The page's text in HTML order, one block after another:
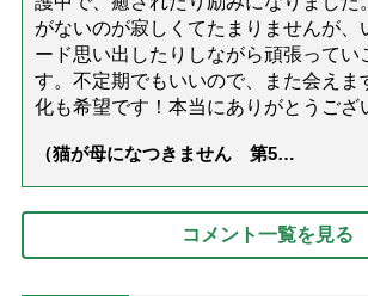
がないのが寂しくてたまりませんが、
ード思い出したりしながら頑張ってい
す。不定期でもいいので、また会えま
化も希望です！本当にありがとうござ
（猫が母になつきません 第500
コメント一覧を見る